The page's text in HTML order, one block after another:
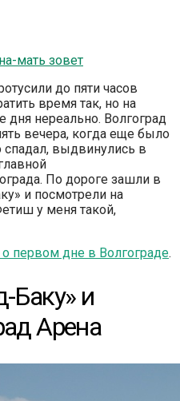
до пяти часов
время так, но на
дня нереально. Волгоград
вечера, когда еще было
спадал, выдвинулись в
По дороге зашли в
и посмотрели на
у меня такой,
первом дне в Волгограде.
Баку» и
Арена